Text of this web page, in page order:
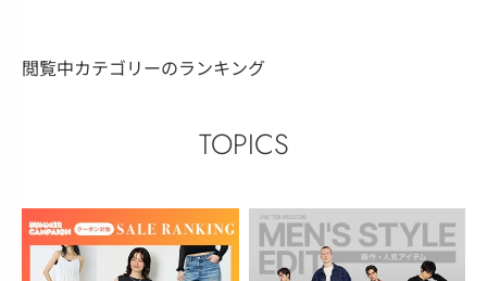
閲覧中カテゴリーのランキング
TOPICS